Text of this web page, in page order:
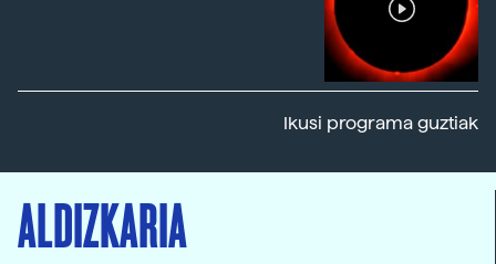
Ikusi programa guztiak
ALDIZKARIA